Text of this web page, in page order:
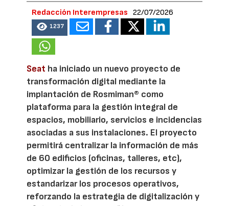
Redacción Interempresas 22/07/2026
1237
Seat ha iniciado un nuevo proyecto de
transformación digital mediante la
implantación de Rosmiman® como
plataforma para la gestión integral de
espacios, mobiliario, servicios e incidencias
asociadas a sus instalaciones. El proyecto
permitirá centralizar la información de más
de 60 edificios (oficinas, talleres, etc),
optimizar la gestión de los recursos y
estandarizar los procesos operativos,
reforzando la estrategia de digitalización y